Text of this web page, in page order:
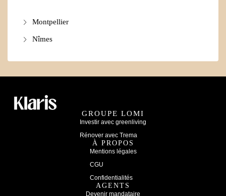
Montpellier
Nîmes
GROUPE LOMI
Investir avec greenliving
Rénover avec Trema
À PROPOS
Mentions légales
CGU
Confidentialités
AGENTS
Devenir mandataire